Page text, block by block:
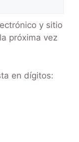
y sitio
próxima vez
en dígitos: